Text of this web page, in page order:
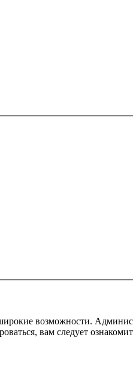
возможности.
вам следует